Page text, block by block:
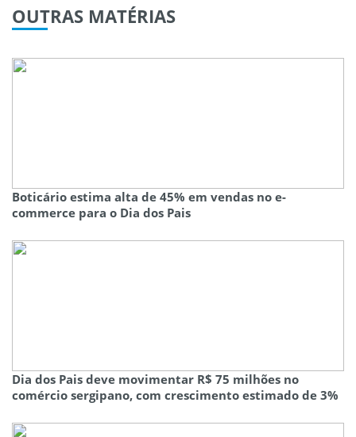
OUTRAS MATÉRIAS
Boticário estima alta de 45% em vendas no e-
commerce para o Dia dos Pais
Dia dos Pais deve movimentar R$ 75 milhões no
comércio sergipano, com crescimento estimado de 3%